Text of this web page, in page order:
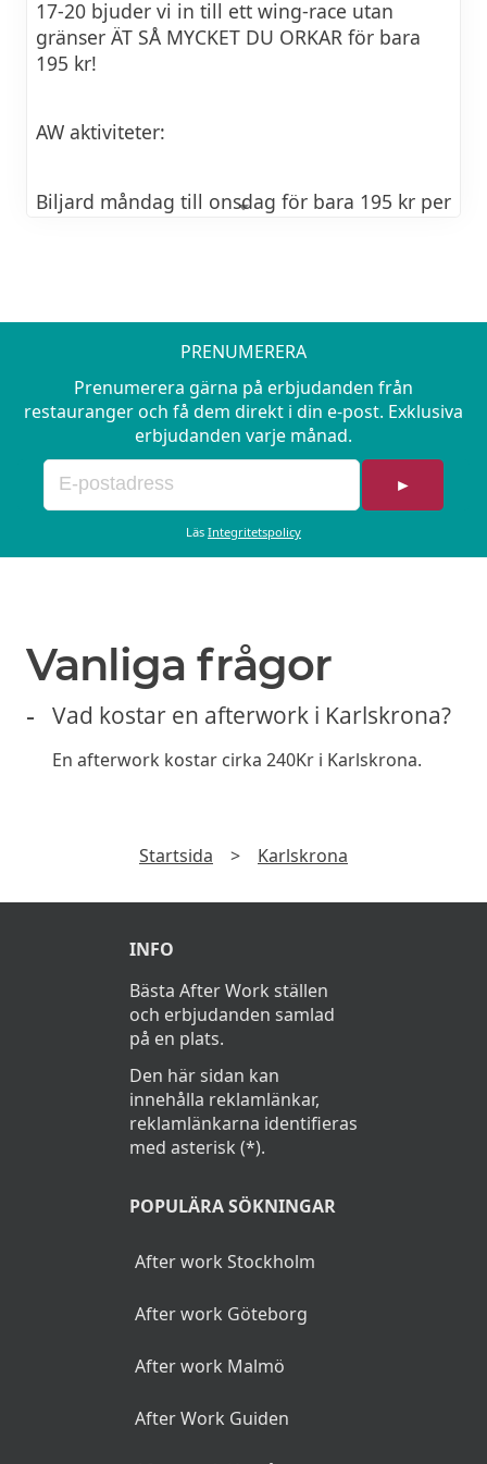
3/6 Sommar och blandat
10/6 Sommar och blandat
1/7-19/8 Sommar och blandat
17-20 bjuder vi in till ett wing-race utan
gränser ÄT SÅ MYCKET DU ORKAR för bara
195 kr!
AW aktiviteter:
Biljard måndag till onsdag för bara 195 kr per
Dart per person och timme 95Kr
Shuffleboard: måndag till onsdag för endast
195 kr per timme, torsdag till lördag för 295
kr per timme.
Cocktails från
159Kr
Mousserande från
119Kr
40+ ölsorter från
PRENUMERERA
Prenumerera gärna på erbjudanden från
restauranger och få dem direkt i din e-post. Exklusiva
erbjudanden varje månad.
►
Läs Integritetspolicy
Vanliga frågor
Vad kostar en afterwork i Karlskrona?
En afterwork kostar cirka 240Kr i Karlskrona.
Startsida > Karlskrona
INFO
Bästa After Work ställen
och erbjudanden samlad
på en plats.
Den här sidan kan
innehålla reklamlänkar,
reklamlänkarna identifieras
med asterisk (*).
POPULÄRA SÖKNINGAR
After work Stockholm
After work Göteborg
After work Malmö
After Work Guiden